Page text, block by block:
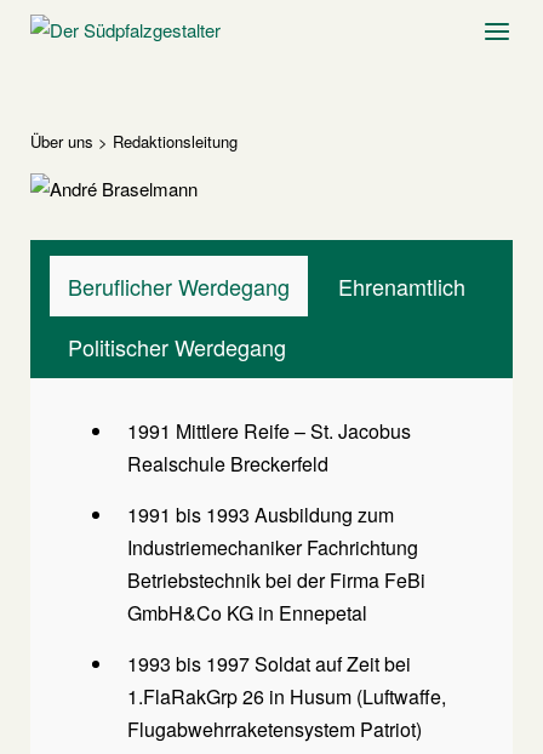
SkipHome Menu
Über uns > Redaktionsleitung
Beruflicher Werdegang
Ehrenamtlich
Politischer Werdegang
1991 Mittlere Reife – St. Jacobus
Realschule Breckerfeld
1991 bis 1993 Ausbildung zum
Industriemechaniker Fachrichtung
Betriebstechnik bei der Firma FeBi
GmbH&Co KG in Ennepetal
1993 bis 1997 Soldat auf Zeit bei
1.FlaRakGrp 26 in Husum (Luftwaffe,
Flugabwehrraketensystem Patriot)